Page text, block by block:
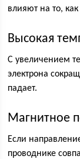
влияют на то,
Высокая
С увеличением
электрона
падает.
Магнитное
Если
проводнике